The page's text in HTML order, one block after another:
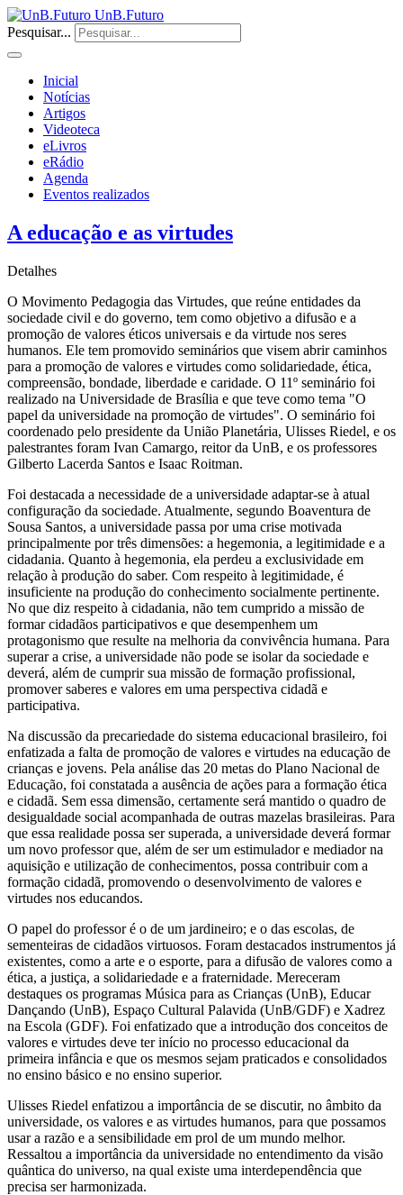
UnB.Futuro
Pesquisar...
Inicial
Notícias
Artigos
Videoteca
eLivros
eRádio
Agenda
Eventos realizados
A educação e as virtudes
Detalhes
O Movimento Pedagogia das Virtudes, que reúne entidades da
sociedade civil e do governo, tem como objetivo a difusão e a
promoção de valores éticos universais e da virtude nos seres
humanos. Ele tem promovido seminários que visem abrir caminhos
para a promoção de valores e virtudes como solidariedade, ética,
compreensão, bondade, liberdade e caridade. O 11º seminário foi
realizado na Universidade de Brasília e que teve como tema "O
papel da universidade na promoção de virtudes". O seminário foi
coordenado pelo presidente da União Planetária, Ulisses Riedel, e os
palestrantes foram Ivan Camargo, reitor da UnB, e os professores
Gilberto Lacerda Santos e Isaac Roitman.
Foi destacada a necessidade de a universidade adaptar-se à atual
configuração da sociedade. Atualmente, segundo Boaventura de
Sousa Santos, a universidade passa por uma crise motivada
principalmente por três dimensões: a hegemonia, a legitimidade e a
cidadania. Quanto à hegemonia, ela perdeu a exclusividade em
relação à produção do saber. Com respeito à legitimidade, é
insuficiente na produção do conhecimento socialmente pertinente.
No que diz respeito à cidadania, não tem cumprido a missão de
formar cidadãos participativos e que desempenhem um
protagonismo que resulte na melhoria da convivência humana. Para
superar a crise, a universidade não pode se isolar da sociedade e
deverá, além de cumprir sua missão de formação profissional,
promover saberes e valores em uma perspectiva cidadã e
participativa.
Na discussão da precariedade do sistema educacional brasileiro, foi
enfatizada a falta de promoção de valores e virtudes na educação de
crianças e jovens. Pela análise das 20 metas do Plano Nacional de
Educação, foi constatada a ausência de ações para a formação ética
e cidadã. Sem essa dimensão, certamente será mantido o quadro de
desigualdade social acompanhada de outras mazelas brasileiras. Para
que essa realidade possa ser superada, a universidade deverá formar
um novo professor que, além de ser um estimulador e mediador na
aquisição e utilização de conhecimentos, possa contribuir com a
formação cidadã, promovendo o desenvolvimento de valores e
virtudes nos educandos.
O papel do professor é o de um jardineiro; e o das escolas, de
sementeiras de cidadãos virtuosos. Foram destacados instrumentos já
existentes, como a arte e o esporte, para a difusão de valores como a
ética, a justiça, a solidariedade e a fraternidade. Mereceram
destaques os programas Música para as Crianças (UnB), Educar
Dançando (UnB), Espaço Cultural Palavida (UnB/GDF) e Xadrez
na Escola (GDF). Foi enfatizado que a introdução dos conceitos de
valores e virtudes deve ter início no processo educacional da
primeira infância e que os mesmos sejam praticados e consolidados
no ensino básico e no ensino superior.
Ulisses Riedel enfatizou a importância de se discutir, no âmbito da
universidade, os valores e as virtudes humanos, para que possamos
usar a razão e a sensibilidade em prol de um mundo melhor.
Ressaltou a importância da universidade no entendimento da visão
quântica do universo, na qual existe uma interdependência que
precisa ser harmonizada.